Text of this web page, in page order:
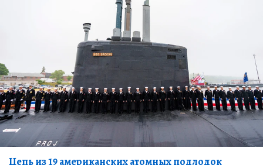
Цепь из 19 американских атомных подлодок